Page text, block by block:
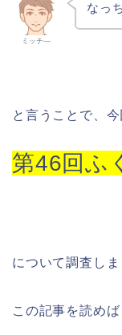
ミッチ―
なっ
と言うことで、
第46回ふ
について調査しま
この記事を読めば